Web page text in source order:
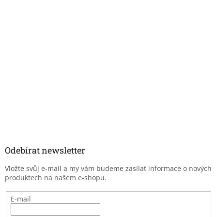
Odebírat newsletter
Vložte svůj e-mail a my vám budeme zasílat informace o nových
produktech na našem e-shopu.
E-mail